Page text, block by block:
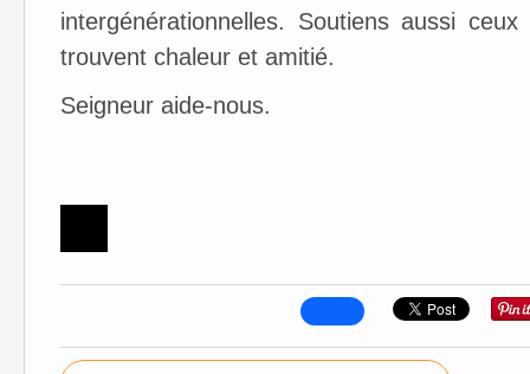
intergénérationnelles. Soutiens aussi
trouvent chaleur et amitié.
Seigneur aide-nous.